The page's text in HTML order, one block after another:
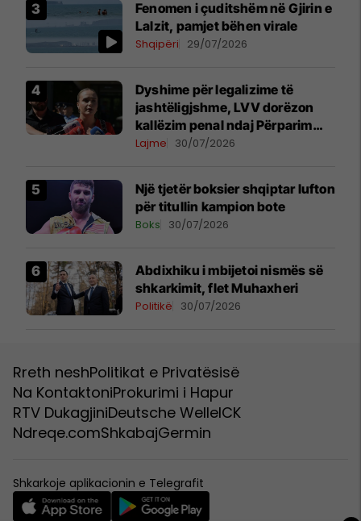
Fenomen i çuditshëm në Gjirin e
Lalzit, pamjet bëhen virale
Shqipëri 29/07/2026
Dyshime për legalizime të
jashtëligjshme, LVV dorëzon
kallëzim penal ndaj Përparim
Ramës dhe zyrtarëve të
Lajme 30/07/2026
Një tjetër boksier shqiptar lufton
për titullin kampion bote
Boks 30/07/2026
Abdixhiku i mbijetoi nismës së
shkarkimit, flet Muhaxheri
Politikë 30/07/2026
Rreth neshPolitikat e Privatësisë
Na KontaktoniProkurimi i Hapur
RTV DukagjiniDeutsche WelleICK
Ndreqe.comShkabajGermin
Shkarkoje aplikacionin e Telegrafit